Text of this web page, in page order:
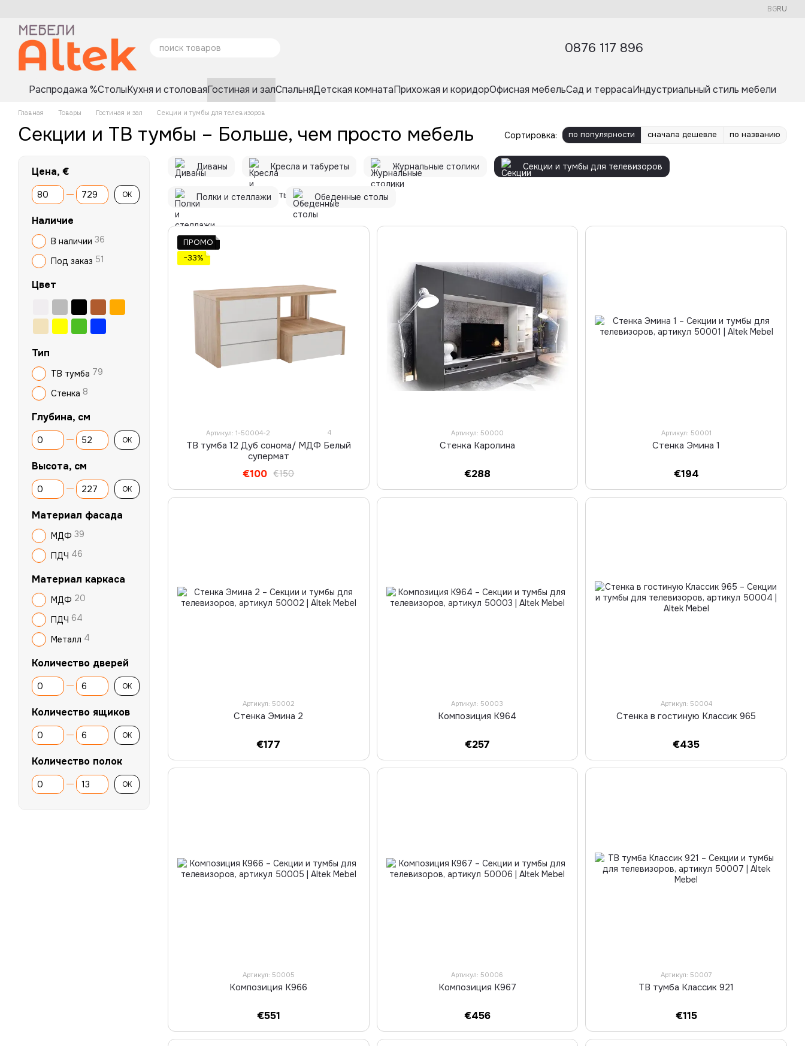
BGRU
0876 117 896
Распродажа %СтолыКухня и столоваяГостиная и залСпальняДетская комнатаПрихожая и коридорОфисная мебельСад и террасаИндустриальный стиль мебели
Главная Товары Гостиная и зал Секции и тумбы для телевизоров
Секции и ТВ тумбы – Больше, чем просто мебель Сортировка: по популярности сначала дешевле по названию
Диваны Кресла и табуреты Журнальные столики Секции и тумбы для телевизоров
Полки и стеллажи Обеденные столы
ПРОМО
−33%
Артикул: 1-50004-2 4
ТВ тумба 12 Дуб сонома/ МДФ Белый
супермат
€150
€100
Артикул: 50000
Стенка Каролина
€288
Артикул: 50001
Стенка Эмина 1
€194
Артикул: 50002
Стенка Эмина 2
€177
Артикул: 50003
Композиция К964
€257
Артикул: 50004
Стенка в гостиную Классик 965
€435
Артикул: 50005
Композиция К966
€551
Артикул: 50006
Композиция К967
€456
Артикул: 50007
ТВ тумба Классик 921
€115
Цена, €
От Цена, €
До Цена, € OK
Наличие
В наличии 36
Под заказ 51
Цвет
Тип
ТВ тумба 79
Стенка 8
Глубина, см
От Глубина, см
До Глубина, см OK
Высота, см
От Высота, см
До Высота, см OK
Материал фасада
МДФ 39
ПДЧ 46
Материал каркаса
МДФ 20
ПДЧ 64
Металл 4
Количество дверей
От Количество дверей
До Количество дверейOK
Количество ящиков
От Количество ящиков
До Количество ящиковOK
Количество полок
От Количество полок
До Количество полокOK